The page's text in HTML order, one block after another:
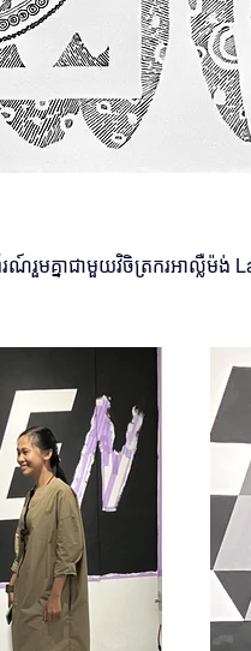
ម​គ្នា​ជាមួយ​វិចិត្រករ​អាល្លឺម៉ង់